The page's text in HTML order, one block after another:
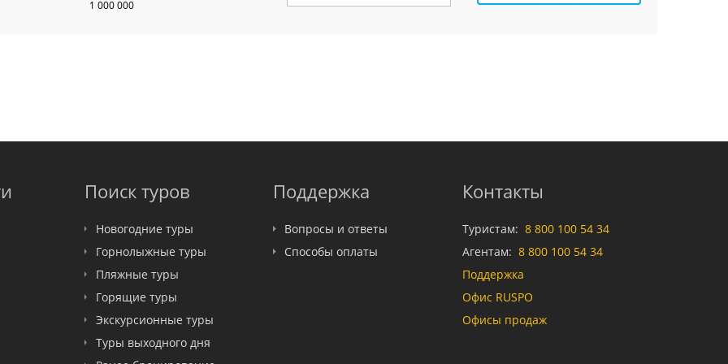
1 000 000
Поиск туров
Новогодние туры
Горнолыжные туры
Пляжные туры
Горящие туры
Экскурсионные туры
Туры выходного дня
Поддержка
Вопросы и ответы
Способы оплаты
Контакты
Туристам: 8 800 100 54 34
Агентам: 8 800 100 54 34
Поддержка
Офис RUSPO
Офисы продаж